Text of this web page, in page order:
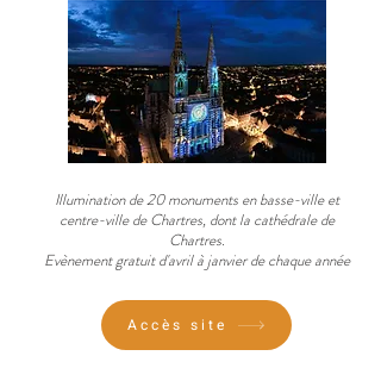
Illumination de 20 monuments en basse-ville et
centre-ville de Chartres, dont la cathédrale de
Chartres.
Evènement gratuit d'avril à janvier de chaque année
Accès site